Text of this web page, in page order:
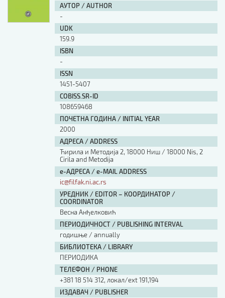
АУТОР / AUTHOR
-
UDK
159.9
ISBN
-
ISSN
1451-5407
COBISS.SR-ID
108659468
ПОЧЕТНА ГОДИНА / INITIAL YEAR
2000
АДРЕСА / ADDRESS
Ћирила и Методија 2, 18000 Ниш / 18000 Nis, 2
Cirila and Metodija
е-АДРЕСА / e-MAIL ADDRESS
ic@filfak.ni.ac.rs
УРЕДНИК / EDITOR – КООРДИНАТОР /
COORDINATOR
Весна Анђелковић
ПЕРИОДИЧНОСТ / PUBLISHING INTERVAL
годишње / annually
БИБЛИОТЕКА / LIBRARY
ПЕРИОДИКА
ТЕЛЕФОН / PHONE
+381 18 514 312, локал/ext 191,194
ИЗДАВАЧ / PUBLISHER